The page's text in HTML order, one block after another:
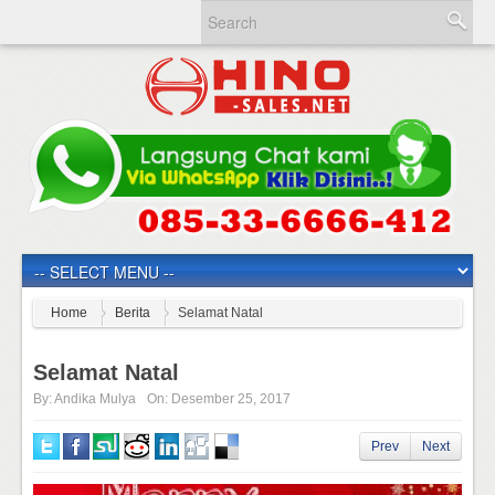
Home Berita Selamat Natal
Selamat Natal
By:Andika Mulya On: Desember 25, 2017
Prev Next